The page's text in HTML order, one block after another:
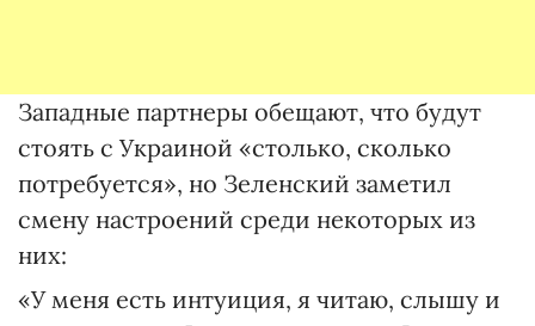
Западные партнеры обещают, что будут
стоять с Украиной «столько, сколько
потребуется», но Зеленский заметил
смену настроений среди некоторых из
них:
«У меня есть интуиция, я читаю, слышу и